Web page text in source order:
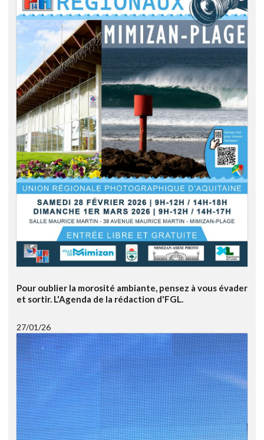
Pour oublier la morosité ambiante, pensez à vous évader
et sortir. L'Agenda de la rédaction d'FGL.
27/01/26